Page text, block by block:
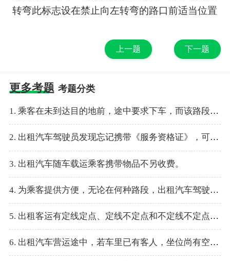
转弯此标志设在禁止向左转弯的路口前适当位置
上一题 下一题
更多考题 考题分类
1. 乘客在未到达目的地前，途中要求下车，而该路段可以停车的，出租汽车驾驶员应满足乘客要求。
2. 出租汽车驾驶员发现忘记携带《服务资格证》，可以借用其他出租汽车驾驶员《服务资格证》使用
3. 出租汽车随车载运乘客携带物品不另收费。
4. 为乘客提供方便，无论在何种路段，出租汽车驾驶员遇扬手要车时应立即停车。
5. 出租客运有定线定点、定线不定点和不定线不定点等运输方式。
6. 出租汽车营运途中，若车里已有客人，坐位尚有空的情况下，可以再招人同车。